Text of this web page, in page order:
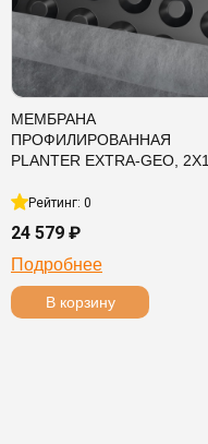
МЕМБРАНА
ПРОФИЛИРОВАННАЯ
PLANTER EXTRA-GEO,
Рейтинг: 0
24 579 ₽
Подробнее
В корзину